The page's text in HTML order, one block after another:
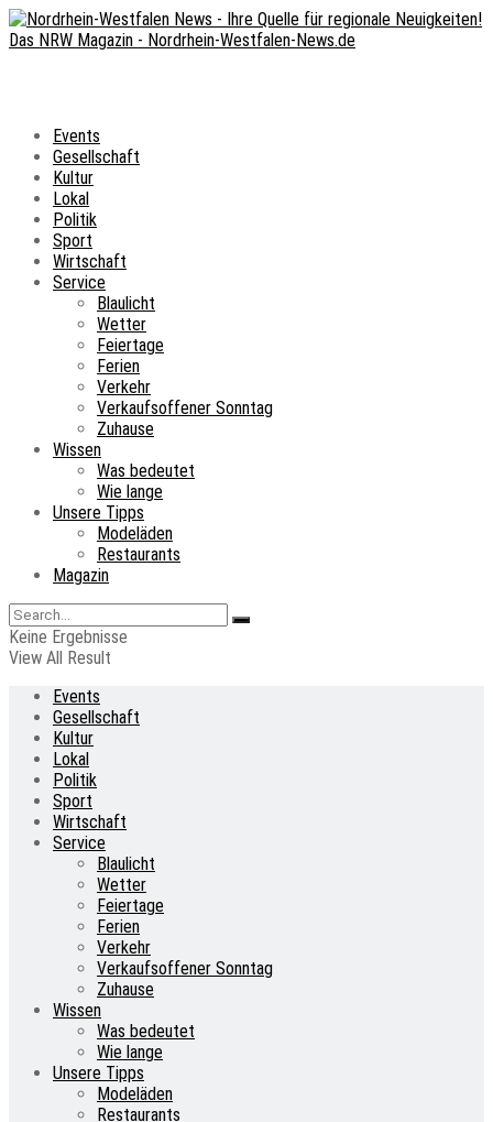
Events
Gesellschaft
Kultur
Lokal
Politik
Sport
Wirtschaft
Service
Blaulicht
Wetter
Feiertage
Ferien
Verkehr
Verkaufsoffener Sonntag
Zuhause
Wissen
Was bedeutet
Wie lange
Unsere Tipps
Modeläden
Restaurants
Magazin
Keine Ergebnisse
View All Result
Events
Gesellschaft
Kultur
Lokal
Politik
Sport
Wirtschaft
Service
Blaulicht
Wetter
Feiertage
Ferien
Verkehr
Verkaufsoffener Sonntag
Zuhause
Wissen
Was bedeutet
Wie lange
Unsere Tipps
Modeläden
Restaurants